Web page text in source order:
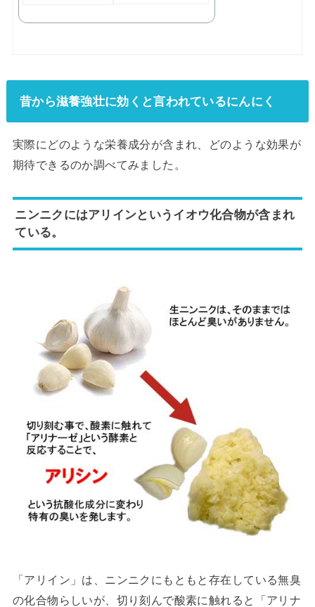
昔から滋養強壮に効くと言われているにんにく
実際にどのような栄養成分が含まれ、どのような効果が
期待できるのか調べてみました。
ニンニクにはアリインというイオウ化合物が含まれ
ている。
「アリイン」は、ニンニクにもともと存在している無臭
の化合物らしいが、切り刻んで酸素に触れると「アリナ